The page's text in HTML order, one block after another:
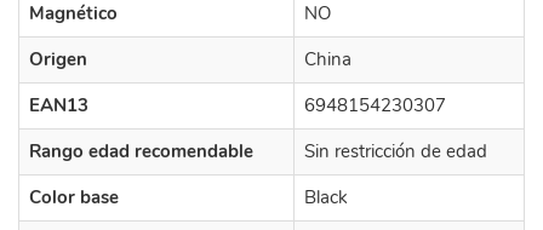
Magnético
NO
Origen
China
EAN13
6948154230307
Rango edad recomendable
Sin restricción de edad
Color base
Black